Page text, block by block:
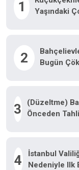
1
Yaşındaki
2
Bugün
3
(Düzeltme)
Önceden
4
İstanbul
Nedeniyle Ilk